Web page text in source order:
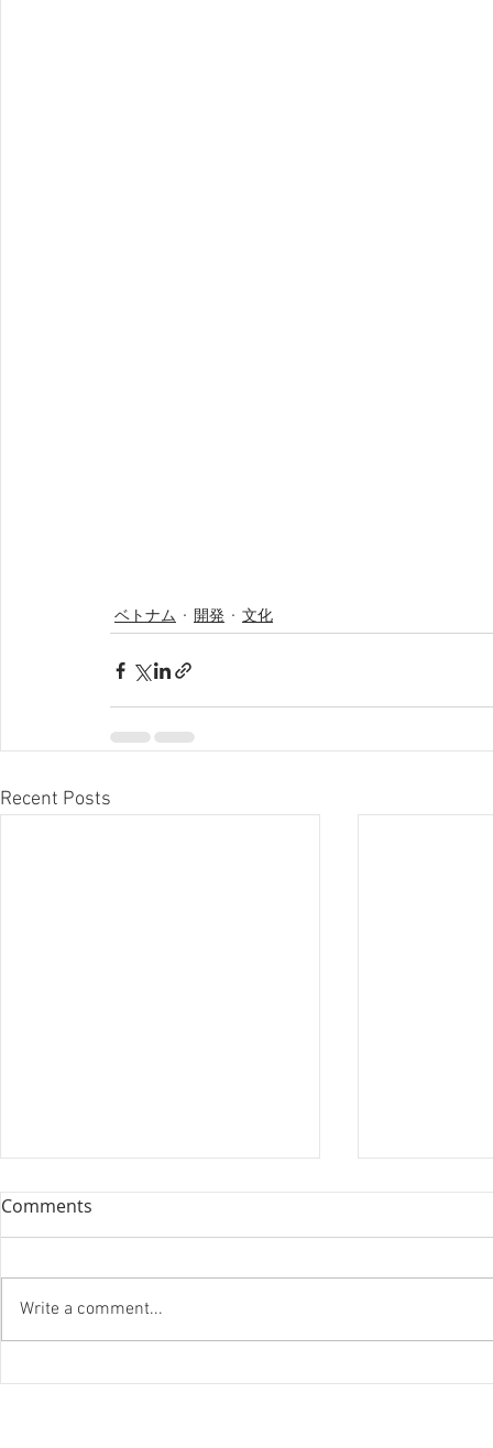
ベトナム 開発 文化
Recent Posts
ハノイ読書会『レオナルド・
『笑う住宅
Comments
Write a comment...